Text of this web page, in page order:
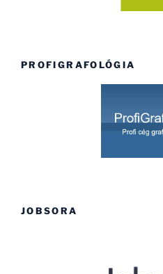
PROFIGRAFOLÓGIA
JOBSORA